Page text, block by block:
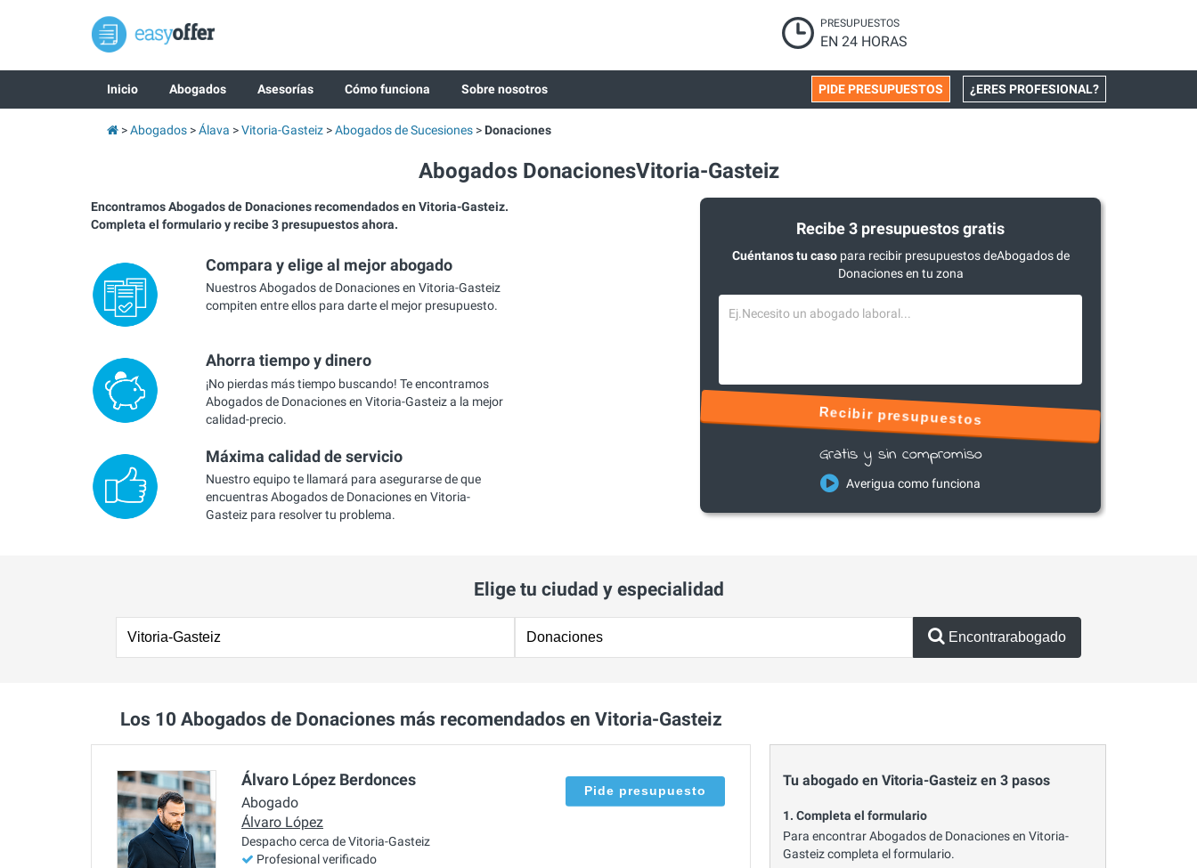
PRESUPUESTOS
EN 24 HORAS
Inicio Abogados Asesorías Cómo funciona Sobre nosotros ¿ERES PROFESIONAL?
PIDE PRESUPUESTOS
Abogados Álava Vitoria-Gasteiz Abogados de Sucesiones Donaciones
Abogados DonacionesVitoria-Gasteiz
Encontramos Abogados de Donaciones recomendados en Vitoria-Gasteiz.
Completa el formulario y recibe 3 presupuestos ahora.
Compara y elige al mejor abogado
Nuestros Abogados de Donaciones en Vitoria-Gasteiz
compiten entre ellos para darte el mejor presupuesto.
Ahorra tiempo y dinero
¡No pierdas más tiempo buscando! Te encontramos
Abogados de Donaciones en Vitoria-Gasteiz a la mejor
calidad-precio.
Máxima calidad de servicio
Nuestro equipo te llamará para asegurarse de que
encuentras Abogados de Donaciones en Vitoria-
Gasteiz para resolver tu problema.
Recibe 3 presupuestos gratis
Cuéntanos tu casopara recibir presupuestos deAbogados de
Donaciones en tu zona
Recibir presupuestos
Gratis y sin compromiso
Averigua como funciona
Elige tu ciudad y especialidad
Encontrarabogado
Los 10 Abogados de Donaciones más recomendados en Vitoria-Gasteiz
Álvaro López Berdonces
Abogado
Álvaro López
Despacho cerca de Vitoria-Gasteiz
Profesional verificado
Pide presupuesto
Tu abogado en Vitoria-Gasteiz en 3 pasos
1. Completa el formulario
Para encontrar Abogados de Donaciones en Vitoria-
Gasteiz completa el formulario.